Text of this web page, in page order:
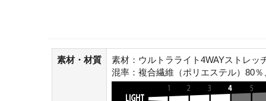
素材・材質
素材：ウルトラライト4WAYストレッ
混率：複合繊維（ポリエステル）80